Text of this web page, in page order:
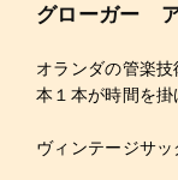
グローガー
オランダの管楽
本１本が時間を
ヴィンテージサ